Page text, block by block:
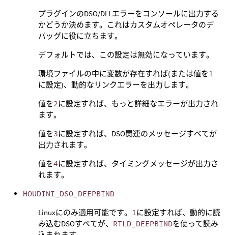
プラグインのDSO/DLLエラーをコンソールに出力する
かどうか決めます。これはカスタムオペレータのデ
バッグに役に立ちます。
デフォルトでは、この設定は無効になっています。
環境ファイルの中に変数が存在すれば(または値を 1
に設定)、動的なリンクエラーを出力します。
値を2に設定すれば、もっと詳細なエラーが出力され
ます。
値を3に設定すれば、DSO関連のメッセージすべてが
出力されます。
値を4に設定すれば、タイミングメッセージが出力さ
れます。
HOUDINI_DSO_DEEPBIND
Linuxにのみ適用可能です。
1 に設定すれば、動的に読
み込むDSOすべてが、 RTLD_DEEPBINDを使って読み